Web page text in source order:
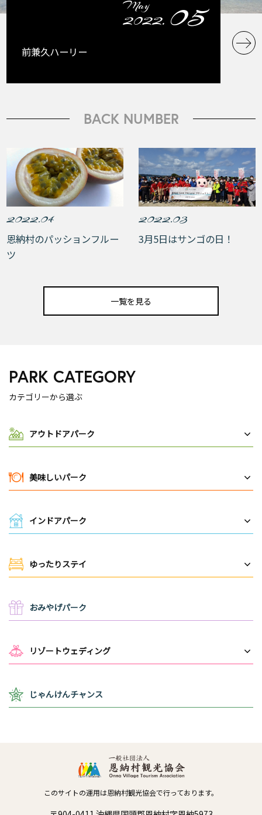
May
2022. 05
前兼久ハーリー
BACK NUMBER
2022.04
恩納村のパッションフルー
ツ
2022.03
3月5日はサンゴの日！
一覧を見る
PARK CATEGORY
カテゴリーから選ぶ
アウトドアパーク
美味しいパーク
インドアパーク
ゆったりステイ
おみやげパーク
リゾートウェディング
じゃんけんチャンス
このサイトの運用は恩納村観光協会で行っております。